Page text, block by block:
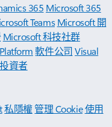
365 Microsoft 365
Teams Microsoft 開
Microsoft 科技社群
軟件公司Visual
投資者
私隱權管理 Cookie使用